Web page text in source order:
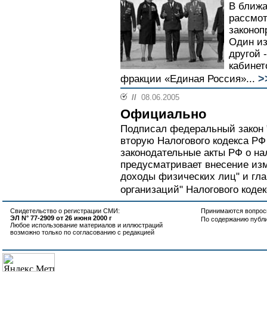
В
Один
другой
фракции «Единая Россия»...
// 08.06.2005
Официально
Подписал федеральный
вторую Налогового кодекса
законодательные акты РФ о
предусматривает внесение
доходы физических лиц" и
организаций" Налогового
Свидетельство о регистрации СМИ:
ЭЛ N° 77-2909 от 26 июня 2000 г
Любое использование материалов и иллюстраций
возможно только по согласованию с редакцией
Принимаются
По содержанию